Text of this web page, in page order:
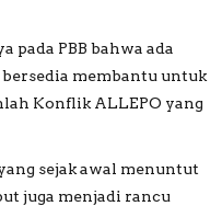
PBB bahwa ada
bersedia membantu untuk
Konflik ALLEPO yang
sejak awal menuntut
juga menjadi rancu